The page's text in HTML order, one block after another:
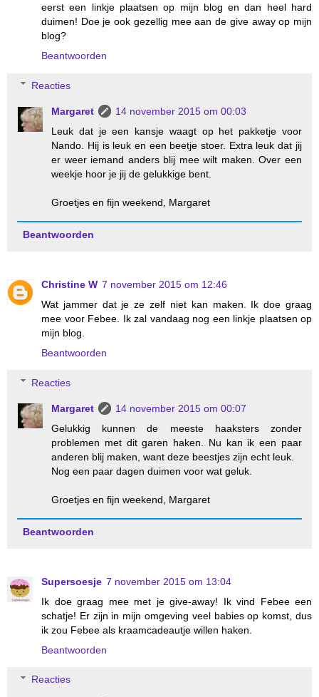
eerst een linkje plaatsen op mijn blog en dan heel hard
duimen! Doe je ook gezellig mee aan de give away op mijn
blog?
Beantwoorden
Reacties
Margaret
14 november 2015 om 00:03
Leuk dat je een kansje waagt op het pakketje voor
Nando. Hij is leuk en een beetje stoer. Extra leuk dat jij
er weer iemand anders blij mee wilt maken. Over een
weekje hoor je jij de gelukkige bent.
Groetjes en fijn weekend, Margaret
Beantwoorden
Christine W 7 november 2015 om 12:46
Wat jammer dat je ze zelf niet kan maken. Ik doe graag
mee voor Febee. Ik zal vandaag nog een linkje plaatsen op
mijn blog.
Beantwoorden
Reacties
Margaret
14 november 2015 om 00:07
Gelukkig kunnen de meeste haaksters zonder
problemen met dit garen haken. Nu kan ik een paar
anderen blij maken, want deze beestjes zijn echt leuk.
Nog een paar dagen duimen voor wat geluk.
Groetjes en fijn weekend, Margaret
Beantwoorden
Supersoesje 7 november 2015 om 13:04
Ik doe graag mee met je give-away! Ik vind Febee een
schatje! Er zijn in mijn omgeving veel babies op komst, dus
ik zou Febee als kraamcadeautje willen haken.
Beantwoorden
Reacties